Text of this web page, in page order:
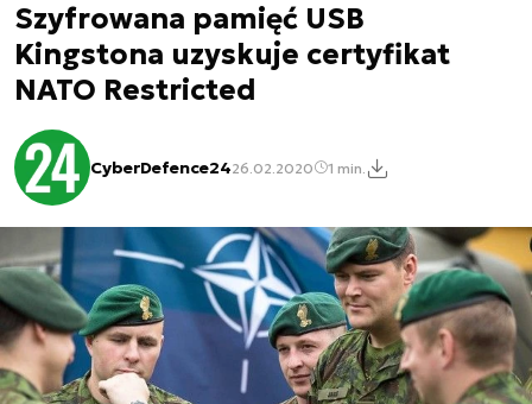
Szyfrowana pamięć USB
Kingstona uzyskuje certyfikat
NATO Restricted
CyberDefence2426.02.2020 1 min.